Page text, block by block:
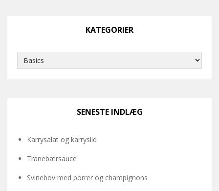
KATEGORIER
Kategorier
SENESTE INDLÆG
Karrysalat og karrysild
Tranebærsauce
Svinebov med porrer og champignons